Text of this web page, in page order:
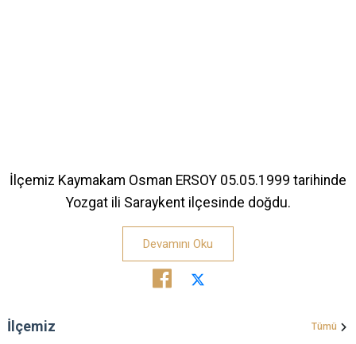
İlçemiz Kaymakam Osman ERSOY 05.05.1999 tarihinde
Yozgat ili Saraykent ilçesinde doğdu.
Devamını Oku
İlçemiz Tümü